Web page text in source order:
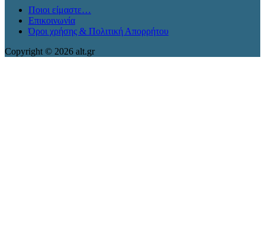
Ποιοι είμαστε…
Επικοινωνία
Όροι χρήσης & Πολιτική Απορρήτου
Copyright © 2026 alt.gr